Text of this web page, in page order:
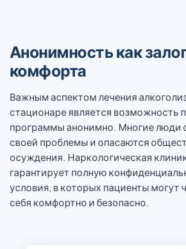
Анонимность как
комфорта
Важным аспектом лечения
стационаре является возможность
программы анонимно. Многие люди
своей проблемы и опасаются
осуждения. Наркологическая
гарантирует полную
условия, в которых пациенты могут
себя комфортно и безопасно.